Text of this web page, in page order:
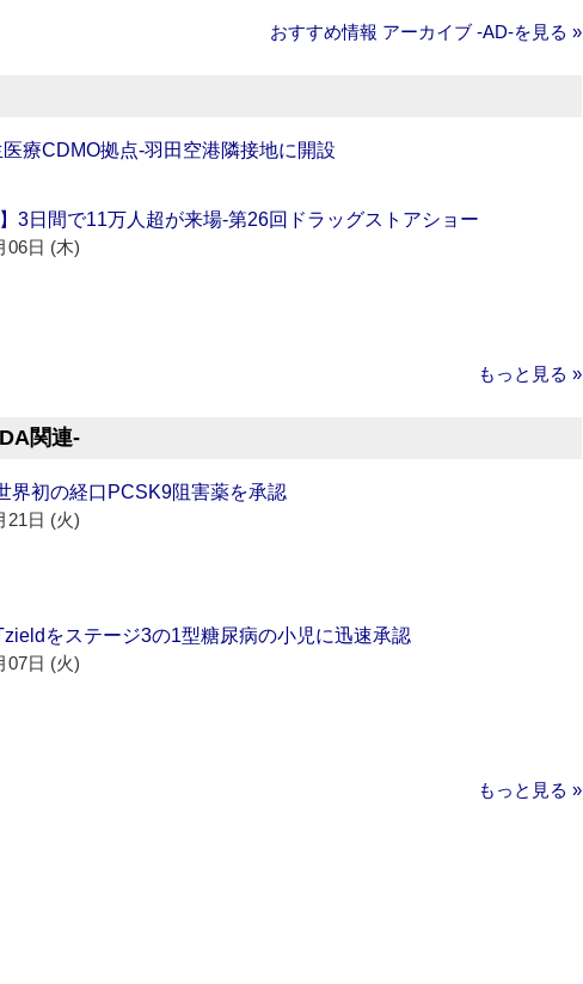
おすすめ情報 アーカイブ ‐AD‐を見る »
療CDMO拠点‐羽田空港隣接地に開設
】3日間で11万人超が来場‐第26回ドラッグストアショー
06日 (木)
もっと見る »
関連‐
界初の経口PCSK9阻害薬を承認
21日 (火)
をステージ3の1型糖尿病の小児に迅速承認
07日 (火)
もっと見る »